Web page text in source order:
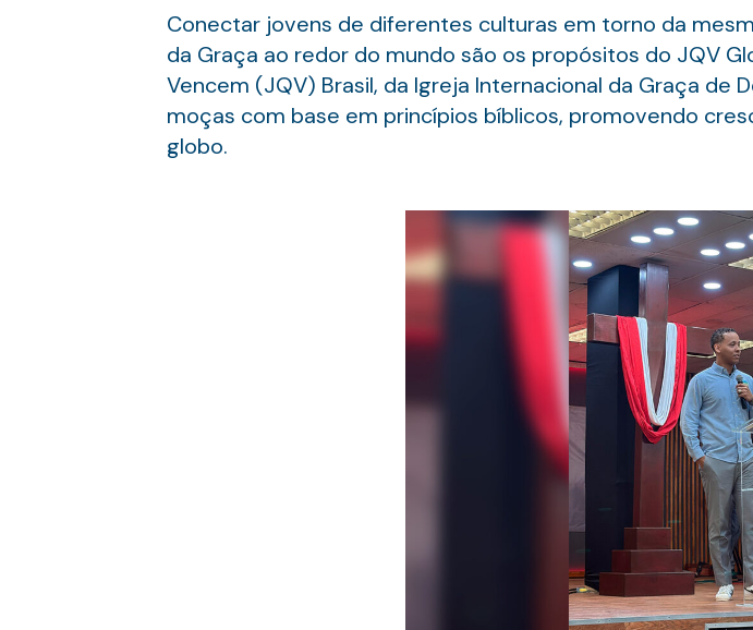
Conectar jovens de diferentes culturas em torno da
da Graça ao redor do mundo são os propósitos do JQV
Vencem (JQV) Brasil, da Igreja Internacional da Graça de
moças com base em princípios bíblicos, promovendo
globo.